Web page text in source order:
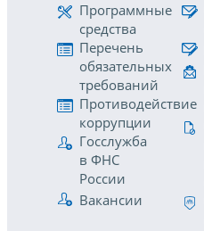
Программные
средства
Перечень
обязательных
требований
Противодействие
коррупции
Госслужба
в ФНС
России
Вакансии